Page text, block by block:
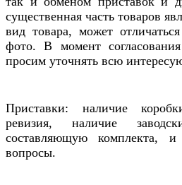
существенная часть товаров
вид товара, может
фото. В момент
просим уточнять всю
Приставки: наличие
ревизия, наличие
составляющую комплекта,
вопросы.